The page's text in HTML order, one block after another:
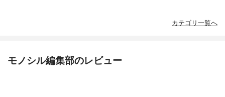
カテゴリ一覧へ
モノシル編集部のレビュー